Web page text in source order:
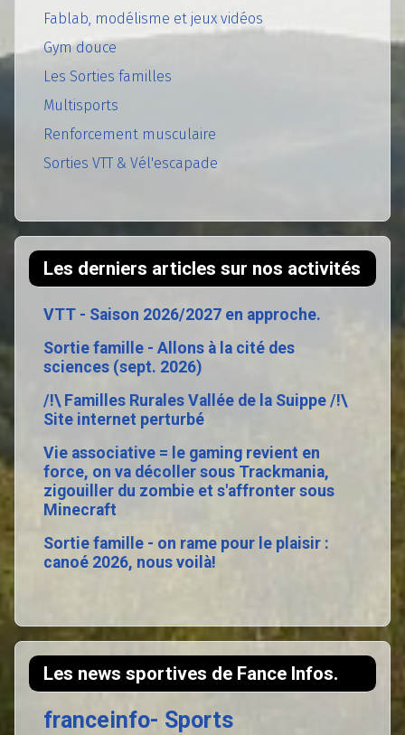
Fablab, modélisme et jeux vidéos
Gym douce
Les Sorties familles
Multisports
Renforcement musculaire
Sorties VTT & Vél'escapade
Les derniers articles sur nos activités
VTT - Saison 2026/2027 en approche.
Sortie famille - Allons à la cité des
sciences (sept. 2026)
/!\ Familles Rurales Vallée de la Suippe /!\
Site internet perturbé
Vie associative = le gaming revient en
force, on va décoller sous Trackmania,
zigouiller du zombie et s'affronter sous
Minecraft
Sortie famille - on rame pour le plaisir :
canoé 2026, nous voilà!
Les news sportives de Fance Infos.
franceinfo- Sports